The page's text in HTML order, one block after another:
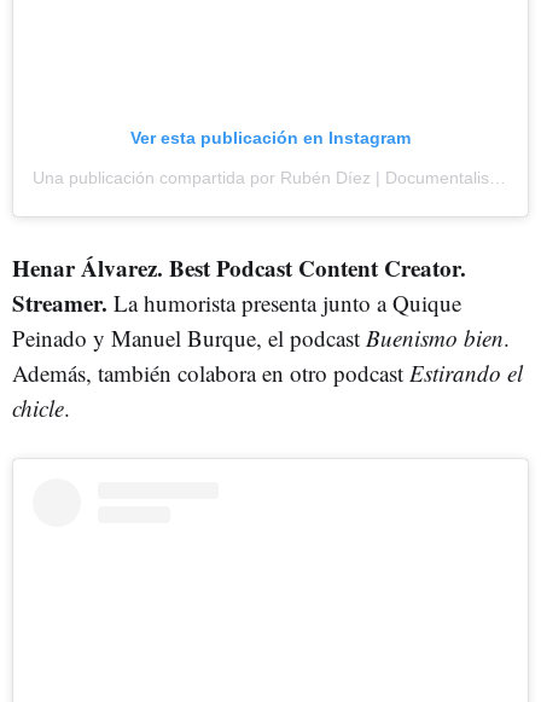
Ver esta publicación en Instagram
Henar Álvarez. Best Podcast Content Creator.
Streamer. La humorista presenta junto a Quique
Peinado y Manuel Burque, el podcast Buenismo bien.
Además, también colabora en otro podcast Estirando el
chicle.